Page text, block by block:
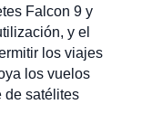
Falcon 9 y
y el
los viajes
los vuelos
de satélites